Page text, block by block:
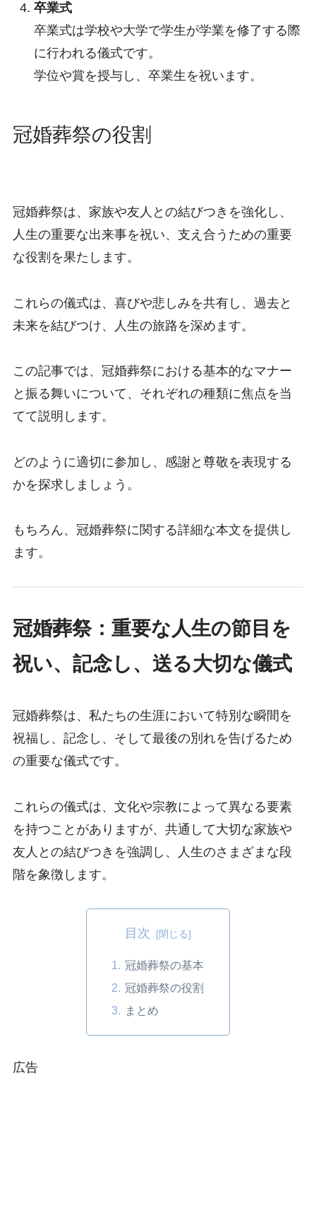
卒業式
卒業式は学校や大学で学生が学業を修了する際
に行われる儀式です。
学位や賞を授与し、卒業生を祝います。
冠婚葬祭の役割
冠婚葬祭は、家族や友人との結びつきを強化し、
人生の重要な出来事を祝い、支え合うための重要
な役割を果たします。
これらの儀式は、喜びや悲しみを共有し、過去と
未来を結びつけ、人生の旅路を深めます。
この記事では、冠婚葬祭における基本的なマナー
と振る舞いについて、それぞれの種類に焦点を当
てて説明します。
どのように適切に参加し、感謝と尊敬を表現する
かを探求しましょう。
もちろん、冠婚葬祭に関する詳細な本文を提供し
ます。
冠婚葬祭：重要な人生の節目を
祝い、記念し、送る大切な儀式
冠婚葬祭は、私たちの生涯において特別な瞬間を
祝福し、記念し、そして最後の別れを告げるため
の重要な儀式です。
これらの儀式は、文化や宗教によって異なる要素
を持つことがありますが、共通して大切な家族や
友人との結びつきを強調し、人生のさまざまな段
階を象徴します。
目次
冠婚葬祭の基本
冠婚葬祭の役割
まとめ
広告